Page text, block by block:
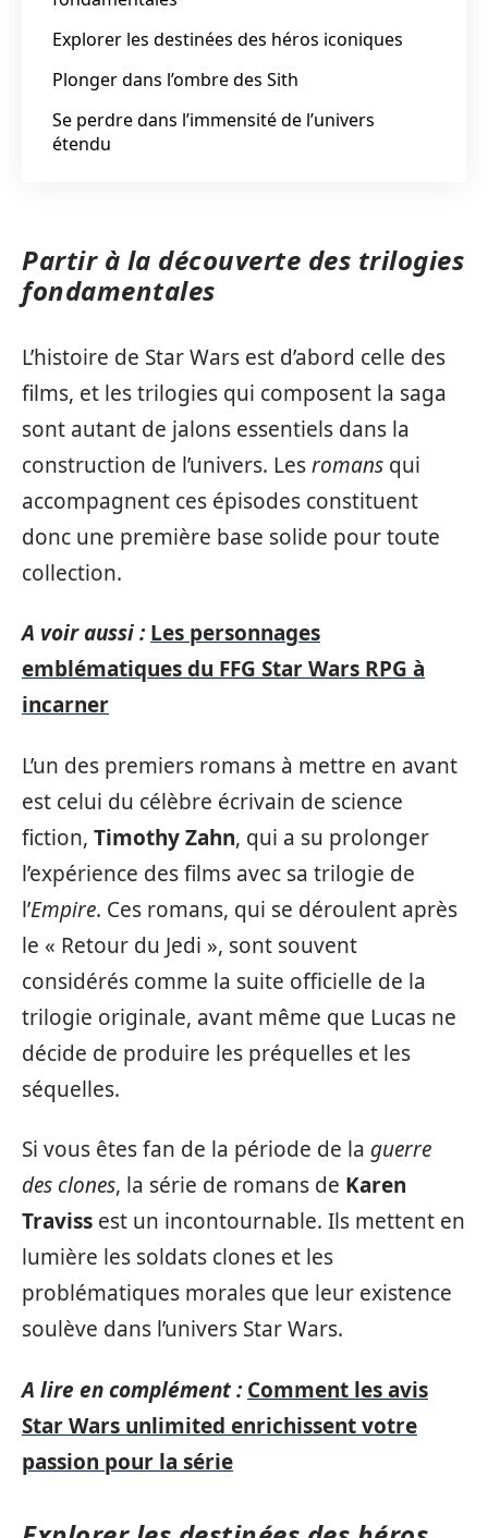
Explorer les destinées des héros iconiques
Plonger dans l’ombre des Sith
Se perdre dans l’immensité de l’univers
étendu
Partir à la découverte des trilogies
fondamentales
L’histoire de Star Wars est d’abord celle des
films, et les trilogies qui composent la saga
sont autant de jalons essentiels dans la
construction de l’univers. Lesromans qui
accompagnent ces épisodes constituent
donc une première base solide pour toute
collection.
A voir aussi : Les personnages
emblématiques du FFG Star Wars RPG à
incarner
L’un des premiers romans à mettre en avant
est celui du célèbre écrivain de science
fiction, Timothy Zahn, qui a su prolonger
l’expérience des films avec sa trilogie de
l’Empire. Ces romans, qui se déroulent après
le « Retour du Jedi », sont souvent
considérés comme la suite officielle de la
trilogie originale, avant même que Lucas ne
décide de produire les préquelles et les
séquelles.
Si vous êtes fan de la période de la guerre
des clones, la série de romans de Karen
Traviss est un incontournable. Ils mettent en
lumière les soldats clones et les
problématiques morales que leur existence
soulève dans l’univers Star Wars.
A lire en complément : Comment les avis
Star Wars unlimited enrichissent votre
passion pour la série